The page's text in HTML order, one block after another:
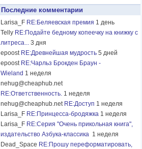
Последние комментарии
Larisa_F RE:Беляевская премия 1 день
Telly RE:Подайте бедному копеечку на книжку с
литреса... 3 дня
epoost RE:Древнейшая мудрость 5 дней
epoost RE:Чарльз Брокден Браун -
Wieland 1 неделя
nehug@cheaphub.net
RE:Ответственность. 1 неделя
nehug@cheaphub.net RE:Доступ 1 неделя
Larisa_F RE:Принцесса-бродяжка 1 неделя
Larisa_F RE:Серия "Очень прикольная книга",
издательство Азбука-классика 1 неделя
Dead_Space RE:Прошу переформатировать,